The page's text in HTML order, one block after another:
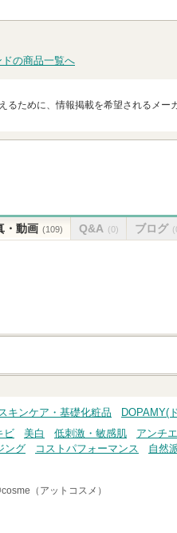
の商品一覧へ
るために、情報掲載を希望されるメー
・動画 (109) Q&A (0) ブログ
キンケア・基礎化粧品 DOPAMY(
ビ 美白 低刺激・敏感肌 アンチ
ング コストパフォーマンス 自然
（アットコスメ）